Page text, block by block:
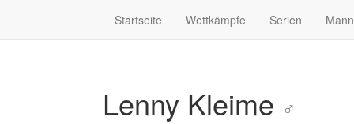
Startseite Wettkämpfe Serien
Lenny Kleime ♂